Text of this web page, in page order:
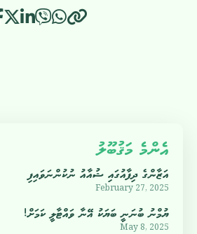
އެންމެ މަޤުބޫލު
އަޒާންގެ ދިފާއުގައި ޝުއާއު ނުކުންނަވައިފި
February 27, 2025
ޔުމްނު ބުނަނީ ބަޔަކު އޭނާ ވައްޓާލީ ކަމަށް!
May 8, 2025